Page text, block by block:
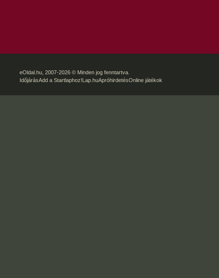
eOldal.hu , 2007-2026 © Minden jog fenntartva.
IdőjárásAdd a Startlaphoz!Lap.huApróhirdetésOnline játékok